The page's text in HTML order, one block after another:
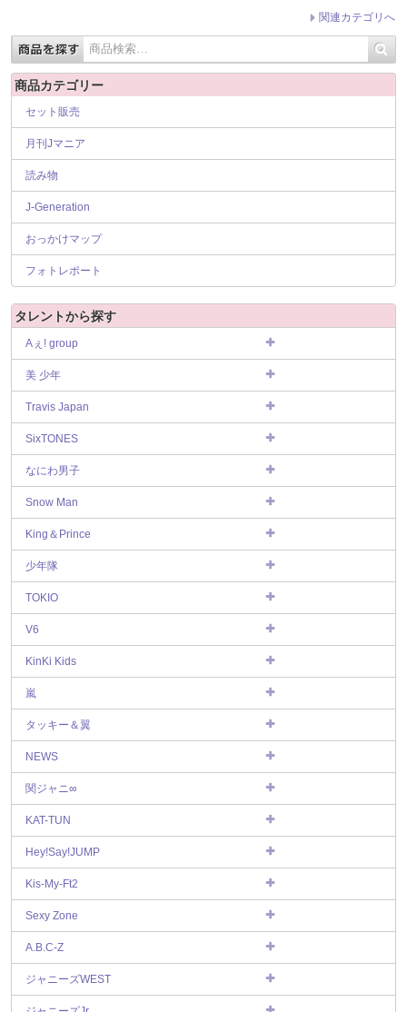
関連カテゴリへ
商品カテゴリー
セット販売
月刊Jマニア
読み物
J-Generation
おっかけマップ
フォトレポート
タレントから探す
Aぇ! group
美 少年
Travis Japan
SixTONES
なにわ男子
Snow Man
King＆Prince
少年隊
TOKIO
V6
KinKi Kids
嵐
タッキー＆翼
NEWS
関ジャニ∞
KAT-TUN
Hey!Say!JUMP
Kis-My-Ft2
Sexy Zone
A.B.C-Z
ジャニーズWEST